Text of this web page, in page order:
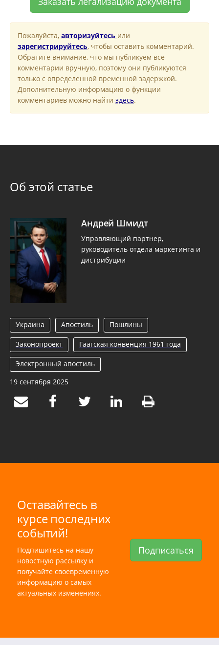
Пожалуйста, авторизуйтесь или
зарегистрируйтесь, чтобы оставить комментарий.
Обратите внимание, что мы публикуем все
комментарии вручную, поэтому они публикуются
только с определенной временной задержкой.
Дополнительную информацию о функции
комментариев можно найти здесь.
Об этой статье
Андрей Шмидт
Управляющий партнер,
руководитель отдела маркетинга и
дистрибуции
Украина Апостиль Пошлины
Законопроект Гаагская конвенция 1961 года
Электронный апостиль
19 сентября 2025
Оставайтесь в
курсе последних
событий!
Подпишитесь на нашу
новостную рассылку и
получайте своевременную
информацию о самых
актуальных изменениях.
Подписаться